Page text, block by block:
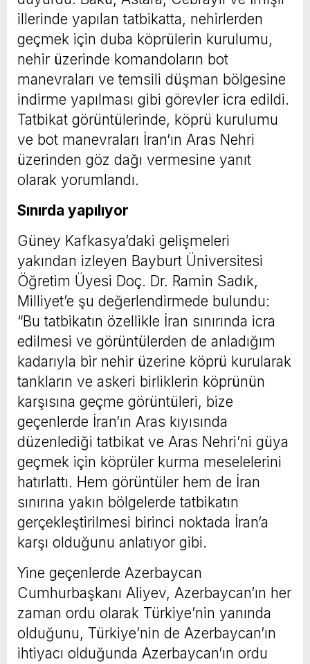
illerinde yapılan tatbikatta, nehirlerden
geçmek için duba köprülerin kurulumu,
nehir üzerinde komandoların bot
manevraları ve temsili düşman bölgesine
indirme yapılması gibi görevler icra edildi.
Tatbikat görüntülerinde, köprü kurulumu
ve bot manevraları İran’ın Aras Nehri
üzerinden göz dağı vermesine yanıt
olarak yorumlandı.
Sınırda yapılıyor
Güney Kafkasya’daki gelişmeleri
yakından izleyen Bayburt Üniversitesi
Öğretim Üyesi Doç. Dr. Ramin Sadık,
Milliyet’e şu değerlendirmede bulundu:
“Bu tatbikatın özellikle İran sınırında icra
edilmesi ve görüntülerden de anladığım
kadarıyla bir nehir üzerine köprü kurularak
tankların ve askeri birliklerin köprünün
karşısına geçme görüntüleri, bize
geçenlerde İran’ın Aras kıyısında
düzenlediği tatbikat ve Aras Nehri’ni güya
geçmek için köprüler kurma meselelerini
hatırlattı. Hem görüntüler hem de İran
sınırına yakın bölgelerde tatbikatın
gerçekleştirilmesi birinci noktada İran’a
karşı olduğunu anlatıyor gibi.
Yine geçenlerde Azerbaycan
Cumhurbaşkanı Aliyev, Azerbaycan’ın her
zaman ordu olarak Türkiye’nin yanında
olduğunu, Türkiye’nin de Azerbaycan’ın
ihtiyacı olduğunda Azerbaycan’ın ordu